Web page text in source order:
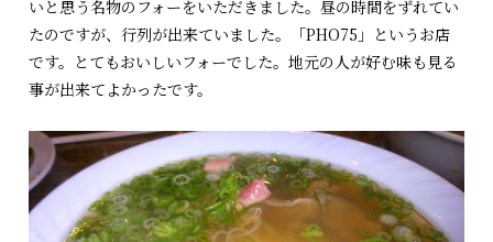
いと思う名物のフォーをいただきました。昼の時間をずれてい
たのですが、行列が出来ていました。「PHO75」というお店
です。とてもおいしいフォーでした。地元の人が好む味も見る
事が出来てよかったです。